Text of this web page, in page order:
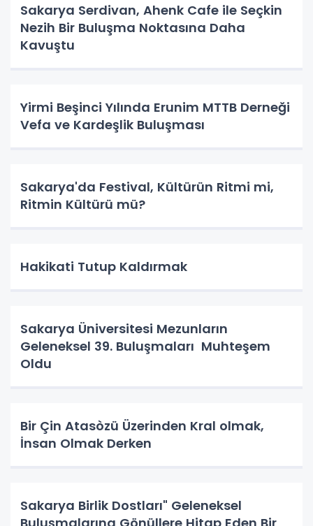
Sakarya Serdivan, Ahenk Cafe ile Seçkin
Nezih Bir Buluşma Noktasına Daha
Kavuştu
Yirmi Beşinci Yılında Erunim MTTB Derneği
Vefa ve Kardeşlik Buluşması
Sakarya'da Festival, Kültürün Ritmi mi,
Ritmin Kültürü mü?
Hakikati Tutup Kaldırmak
Sakarya Üniversitesi Mezunların
Geleneksel 39. Buluşmaları Muhteşem
Oldu
Bir Çin Atasòzü Üzerinden Kral olmak,
İnsan Olmak Derken
Sakarya Birlik Dostları" Geleneksel